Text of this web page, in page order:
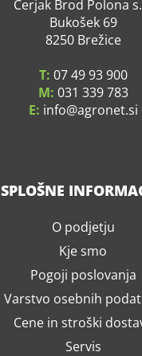
Cerjak Brod Polona
Bukošek 69
8250 Brežice
T: 07 49 93 900
M: 031 339 783
E: info agronet.si
SPLOŠNE
O podjetju
Kje smo
Pogoji poslovanja
Varstvo osebnih
Cene in stroški
Servis